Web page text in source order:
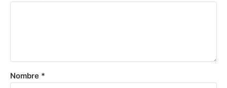
Nombre *